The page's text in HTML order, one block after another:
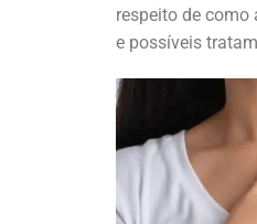
respeito de
e possíveis